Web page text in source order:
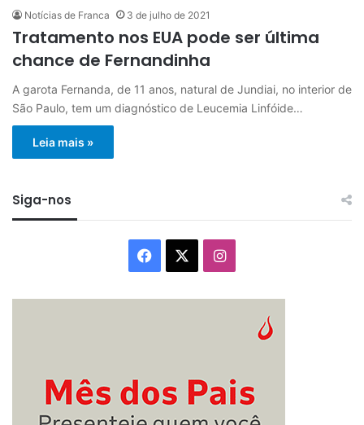
Notícias de Franca 3 de julho de 2021
Tratamento nos EUA pode ser última
chance de Fernandinha
A garota Fernanda, de 11 anos, natural de Jundiai, no interior de
São Paulo, tem um diagnóstico de Leucemia Linfóide…
Leia mais »
Siga-nos
Facebook Instagram